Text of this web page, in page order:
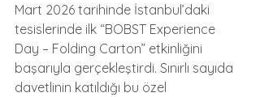
Mart 2026 tarihinde İstanbul’daki
tesislerinde ilk “BOBST Experience
Day – Folding Carton” etkinliğini
başarıyla gerçekleştirdi. Sınırlı sayıda
davetlinin katıldığı bu özel